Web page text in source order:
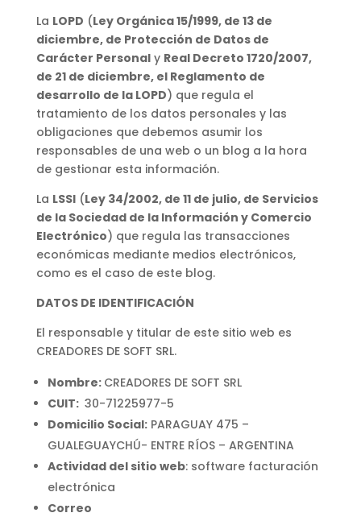
La LOPD (Ley Orgánica 15/1999, de 13 de
diciembre, de Protección de Datos de
Carácter Personaly Real Decreto 1720/2007,
de 21 de diciembre, el Reglamento de
desarrollo de la LOPD) que regula el
tratamiento de los datos personales y las
obligaciones que debemos asumir los
responsables de una web o un blog a la hora
de gestionar esta información.
La LSSI(Ley 34/2002, de 11 de julio, de Servicios
de la Sociedad de la Información y Comercio
Electrónico) que regula las transacciones
económicas mediante medios electrónicos,
como es el caso de este blog.
DATOS DE IDENTIFICACIÓN
El responsable y titular de este sitio web es
CREADORES DE SOFT SRL.
Nombre: CREADORES DE SOFT SRL
CUIT: 30-71225977-5
Domicilio Social:PARAGUAY 475 –
GUALEGUAYCHÚ- ENTRE RÍOS – ARGENTINA
Actividad del sitio web: software facturación
electrónica
Correo